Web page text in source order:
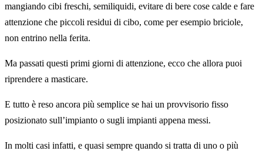
mangiando cibi freschi, semiliquidi, evitare di bere cose calde e fare
attenzione che piccoli residui di cibo, come per esempio briciole,
non entrino nella ferita.
Ma passati questi primi giorni di attenzione, ecco che allora puoi
riprendere a masticare.
E tutto è reso ancora più semplice se hai un provvisorio fisso
posizionato sull’impianto o sugli impianti appena messi.
In molti casi infatti, e quasi sempre quando si tratta di uno o più